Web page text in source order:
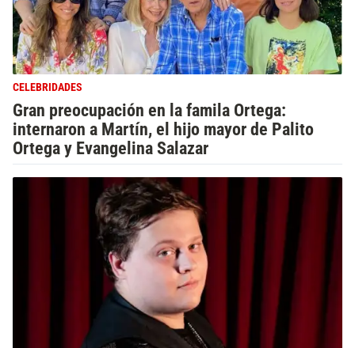
CELEBRIDADES
Gran preocupación en la famila Ortega:
internaron a Martín, el hijo mayor de Palito
Ortega y Evangelina Salazar